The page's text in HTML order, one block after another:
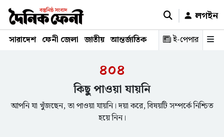
লগইন
সারাদেশ ফেনী জেলা জাতীয় আন্তর্জাতিক রাজনীতি স্বাস্থ্য শিক্ষা
ই-পেপার
৪০৪
কিছু পাওয়া যায়নি
আপনি যা খুঁজছেন, তা পাওয়া যায়নি। দয়া করে, বিষয়টি সম্পর্কে নিশ্চিত
হয়ে নিন।